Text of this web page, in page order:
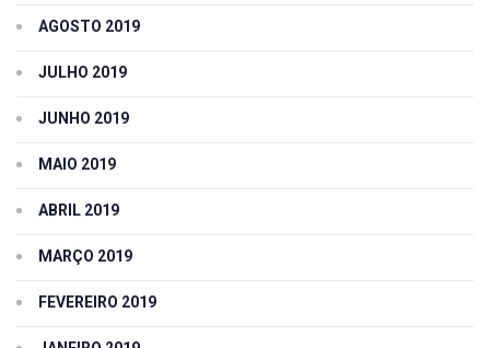
AGOSTO 2019
JULHO 2019
JUNHO 2019
MAIO 2019
ABRIL 2019
MARÇO 2019
FEVEREIRO 2019